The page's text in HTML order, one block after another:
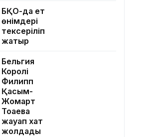
БҚО-да ет
өнімдері
тексеріліп
жатыр
Бельгия
Королі
Филипп
Қасым-
Жомарт
Тоқаевқа
жауап хат
жолдады